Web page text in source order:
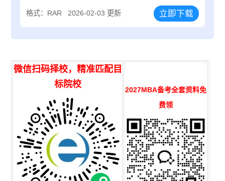
格式：RAR 2026-02-03 更新 立即下载
微信扫码择校，精准匹配目
标院校
2027MBA备考全套资料免
费领